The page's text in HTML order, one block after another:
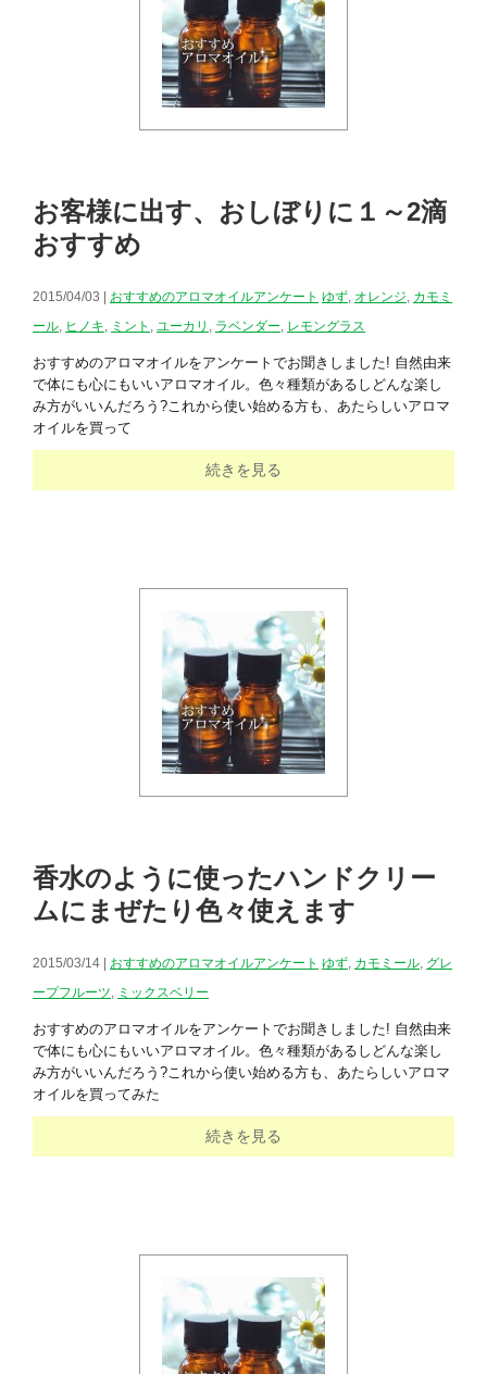
お客様に出す、おしぼりに１～2滴
おすすめ
2015/04/03 | おすすめのアロマオイルアンケート ゆず オレンジ カモミ
ール ヒノキ ミント ユーカリ ラベンダー レモングラス
おすすめのアロマオイルをアンケートでお聞きしました! 自然由来
で体にも心にもいいアロマオイル。色々種類があるしどんな楽し
み方がいいんだろう?これから使い始める方も、あたらしいアロマ
オイルを買って
続きを見る
香水のように使ったハンドクリー
ムにまぜたり色々使えます
2015/03/14 | おすすめのアロマオイルアンケート ゆず カモミール グレ
ープフルーツ
ミックスベリー
おすすめのアロマオイルをアンケートでお聞きしました! 自然由来
で体にも心にもいいアロマオイル。色々種類があるしどんな楽し
み方がいいんだろう?これから使い始める方も、あたらしいアロマ
オイルを買ってみた
続きを見る